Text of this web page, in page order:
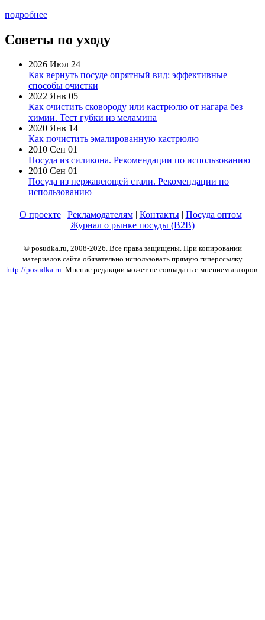
подробнее
Советы по уходу
2026 Июл 24
Как вернуть посуде опрятный вид: эффективные
способы очистки
2022 Янв 05
Как очистить сковороду или кастрюлю от нагара без
химии. Тест губки из меламина
2020 Янв 14
Как почистить эмалированную кастрюлю
2010 Сен 01
Посуда из силикона. Рекомендации по использованию
2010 Сен 01
Посуда из нержавеющей стали. Рекомендации по
использованию
О проекте| Рекламодателям| Контакты| Посуда оптом|
Журнал о рынке посуды (B2B)
© posudka.ru, 2008-2026. Все права защищены. При копировании
материалов сайта обязательно использовать прямую гиперссылку
http://posudka.ru. Мнение редакции может не совпадать с мнением авторов.